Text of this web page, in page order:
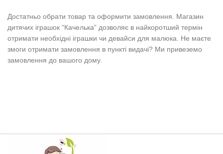
Достатньо обрати товар та оформити замовлення. Магазин
дитячих іграшок “Качелька” дозволяє в найкоротший термін
отримати необхідні іграшки чи девайси для малюка. Не маєте
змоги отримати замовлення в пункті видачі? Ми привеземо
замовлення до вашого дому.